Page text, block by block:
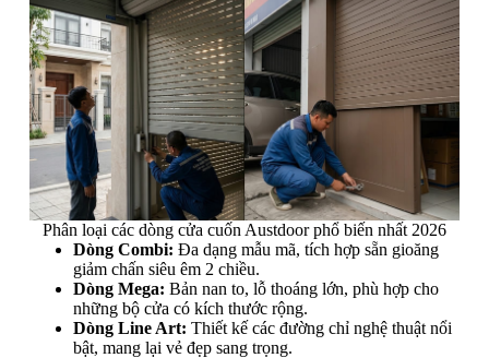
Phân loại các dòng cửa cuốn Austdoor phổ biến nhất 2026
Dòng Combi: Đa dạng mẫu mã, tích hợp sẵn gioăng
giảm chấn siêu êm 2 chiều.
Dòng Mega: Bản nan to, lỗ thoáng lớn, phù hợp cho
những bộ cửa có kích thước rộng.
Dòng Line Art: Thiết kế các đường chỉ nghệ thuật nổi
bật, mang lại vẻ đẹp sang trọng.